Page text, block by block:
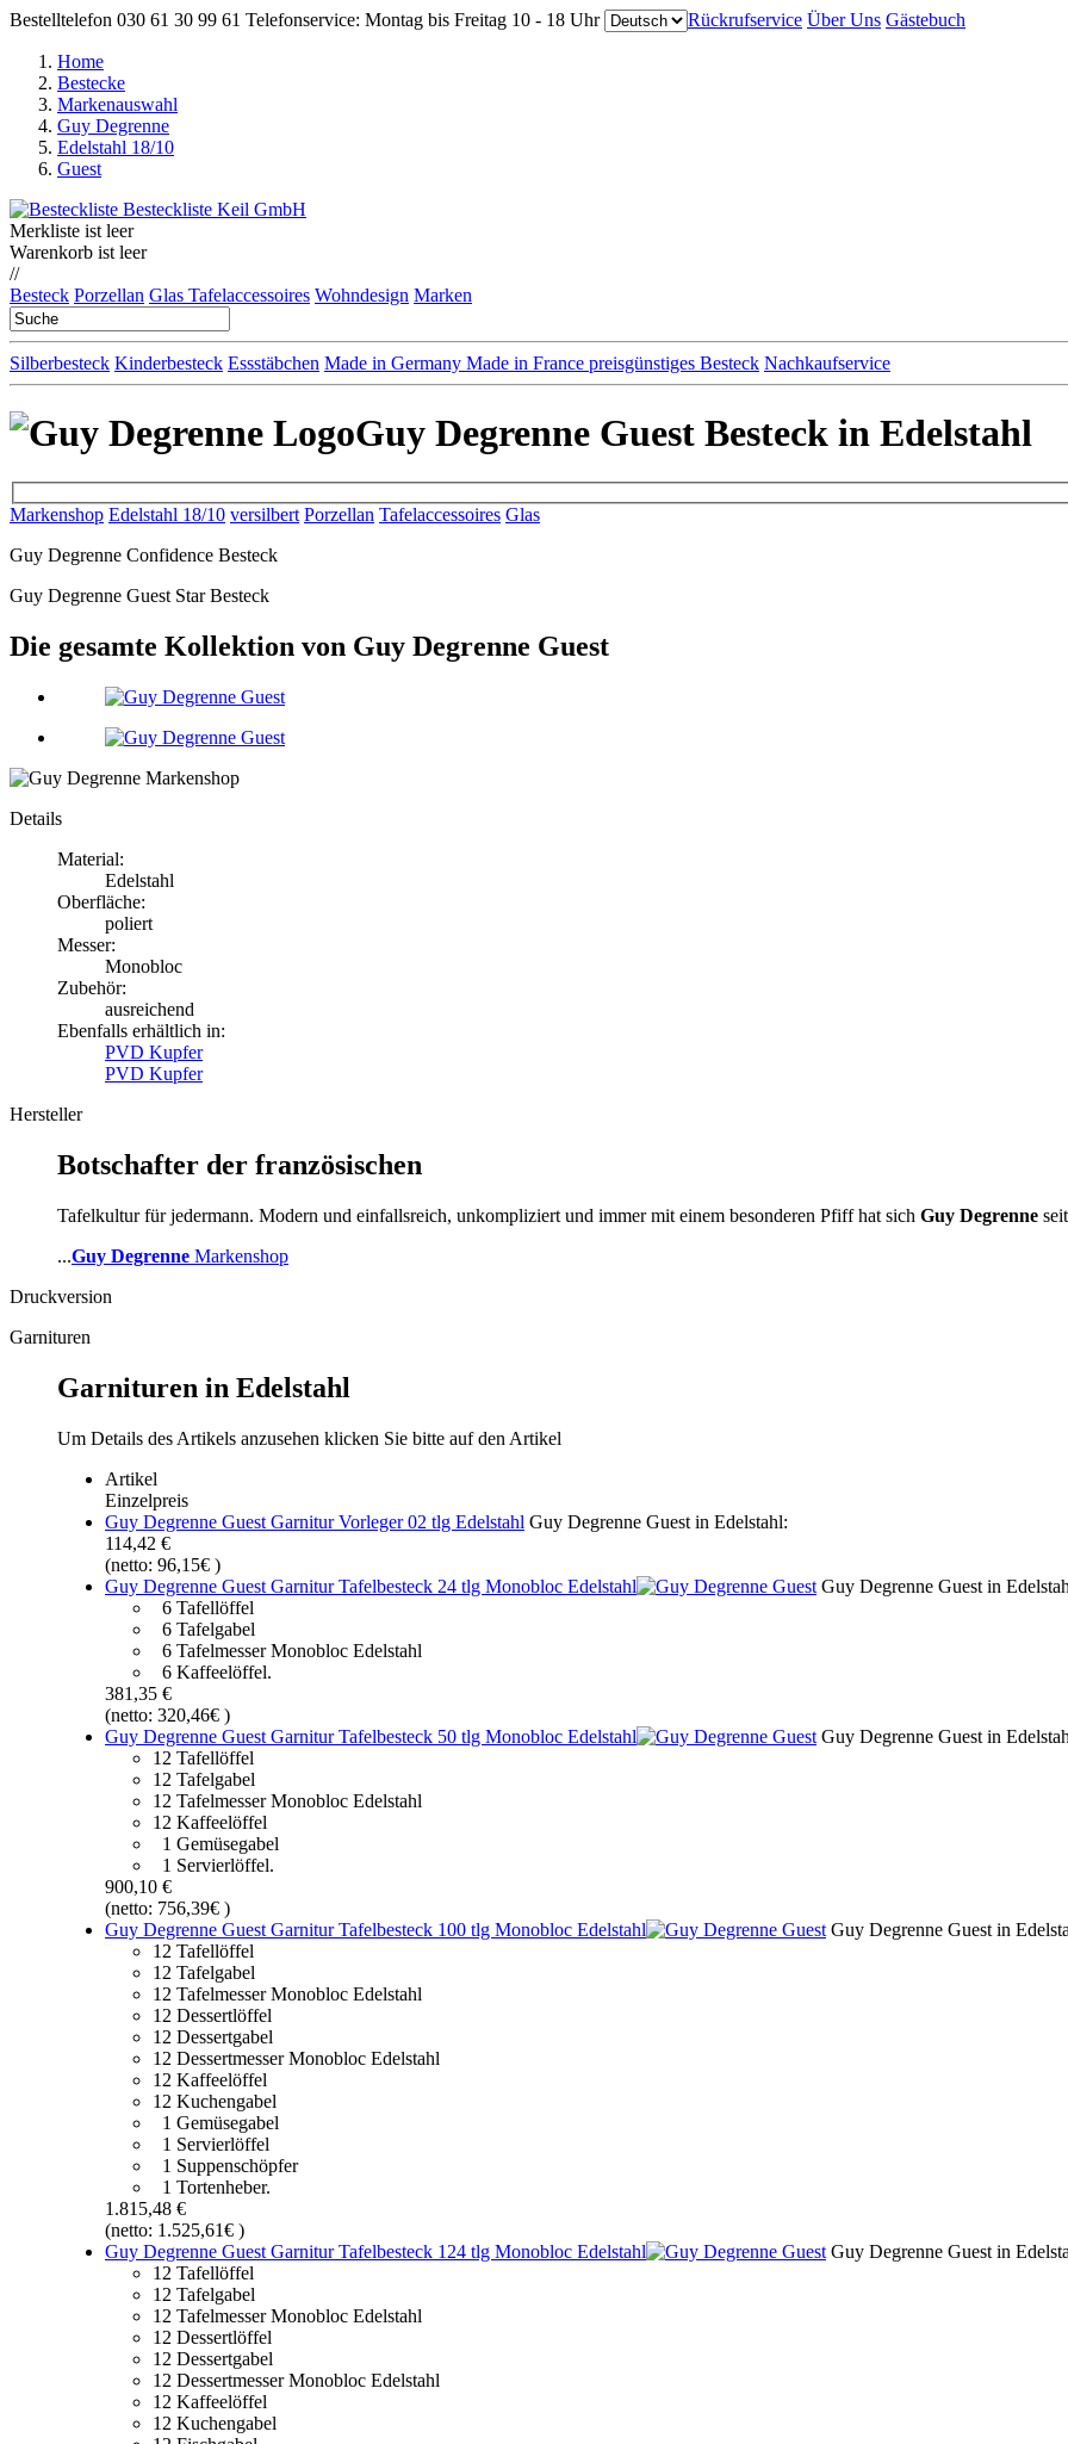
Bestelltelefon 030 61 30 99 61 Telefonservice: Montag bis Freitag 10 - 18 Uhr Rückrufservice Über Uns Gästebuch
Home
Bestecke
Markenauswahl
Guy Degrenne
Edelstahl 18/10
Guest
Merkliste ist leer
Warenkorb ist leer
//
Besteck Porzellan Glas Tafelaccessoires Wohndesign Marken
Silberbesteck Kinderbesteck Essstäbchen Made in Germany Made in France preisgünstiges Besteck Nachkaufservice
Guy Degrenne Guest Besteck in Edelstahl
Markenshop Edelstahl 18/10 versilbert Porzellan Tafelaccessoires Glas
Guy Degrenne Confidence Besteck
Guy Degrenne Guest Star Besteck
Die gesamte Kollektion von Guy Degrenne Guest
Details
Material:
Edelstahl
Oberfläche:
poliert
Messer:
Monobloc
Zubehör:
ausreichend
Ebenfalls erhältlich in:
PVD Kupfer
PVD Kupfer
Hersteller
Botschafter der französischen
Tafelkultur für jedermann. Modern und einfallsreich, unkompliziert und immer mit einem besonderen Pfiff hat sich Guy Degrenne
...Guy Degrenne Markenshop
Druckversion
Garnituren
Garnituren in Edelstahl
Um Details des Artikels anzusehen klicken Sie bitte auf den Artikel
Artikel
Einzelpreis
Guy Degrenne Guest Garnitur Vorleger 02 tlg Edelstahl Guy Degrenne Guest in Edelstahl:
114,42 €
(netto: 96,15€ )
Guy Degrenne Guest Garnitur Tafelbesteck 24 tlg Monobloc Edelstahl
Guy Degrenne Guest in
6 Tafellöffel
6 Tafelgabel
6 Tafelmesser Monobloc Edelstahl
6 Kaffeelöffel.
381,35 €
(netto: 320,46€ )
Guy Degrenne Guest Garnitur Tafelbesteck 50 tlg Monobloc Edelstahl
Guy Degrenne Guest in
12 Tafellöffel
12 Tafelgabel
12 Tafelmesser Monobloc Edelstahl
12 Kaffeelöffel
1 Gemüsegabel
1 Servierlöffel.
900,10 €
(netto: 756,39€ )
Guy Degrenne Guest Garnitur Tafelbesteck 100 tlg Monobloc Edelstahl
Guy Degrenne Guest in
12 Tafellöffel
12 Tafelgabel
12 Tafelmesser Monobloc Edelstahl
12 Dessertlöffel
12 Dessertgabel
12 Dessertmesser Monobloc Edelstahl
12 Kaffeelöffel
12 Kuchengabel
1 Gemüsegabel
1 Servierlöffel
1 Suppenschöpfer
1 Tortenheber.
1.815,48 €
(netto: 1.525,61€ )
Guy Degrenne Guest Garnitur Tafelbesteck 124 tlg Monobloc Edelstahl
Guy Degrenne Guest in
12 Tafellöffel
12 Tafelgabel
12 Tafelmesser Monobloc Edelstahl
12 Dessertlöffel
12 Dessertgabel
12 Dessertmesser Monobloc Edelstahl
12 Kaffeelöffel
12 Kuchengabel